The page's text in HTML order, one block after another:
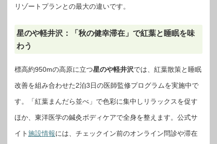
リゾートプランとの最大の違いです。
星のや軽井沢：「秋の健幸滞在」で紅葉と睡眠を味
わう
標高約950mの高原に立つ星のや軽井沢では、紅葉散策と睡眠
改善を組み合わせた2泊3日の医師監修プログラムを実施中で
す。「紅葉まんだら並べ」で色彩に集中しリラックスを促す
ほか、東洋医学の鍼灸ボディケアで全身を整えます。公式サ
イト施設情報には、チェックイン前のオンライン問診や滞在